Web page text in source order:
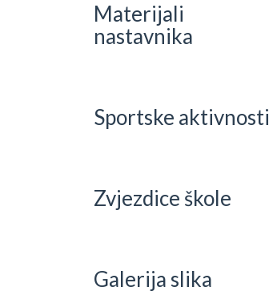
Materijali
nastavnika
Sportske aktivnosti
Zvjezdice škole
Galerija slika